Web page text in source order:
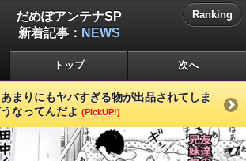
だめぽアンテナSP
新着記事： NEWS
Ranking
トップ 次へ
まりにもヤバすぎる物が出品されてしま
なってんだよ (PickUP!)